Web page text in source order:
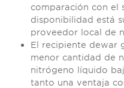
comparación con el
disponibilidad está
proveedor local de
El recipiente dewar
menor cantidad de
nitrógeno líquido
tanto una ventaja